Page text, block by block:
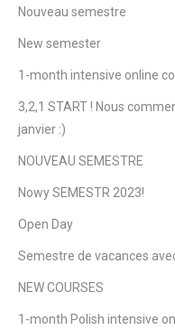
Nouveau semestre
New semester
1-month intensive online
3,2,1 START ! Nous
janvier :)
NOUVEAU SEMESTRE
Nowy SEMESTR 2023!
Open Day
Semestre de vacances
NEW COURSES
1-month Polish intensive